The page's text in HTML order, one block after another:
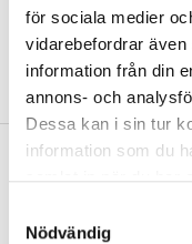
för sociala medier
vidarebefordrar
information från din
annons- och
Dessa kan i sin tur
information som du
samlat in när du har
Nödvändig
tre decennier en
mellan svenska och
Nankler.